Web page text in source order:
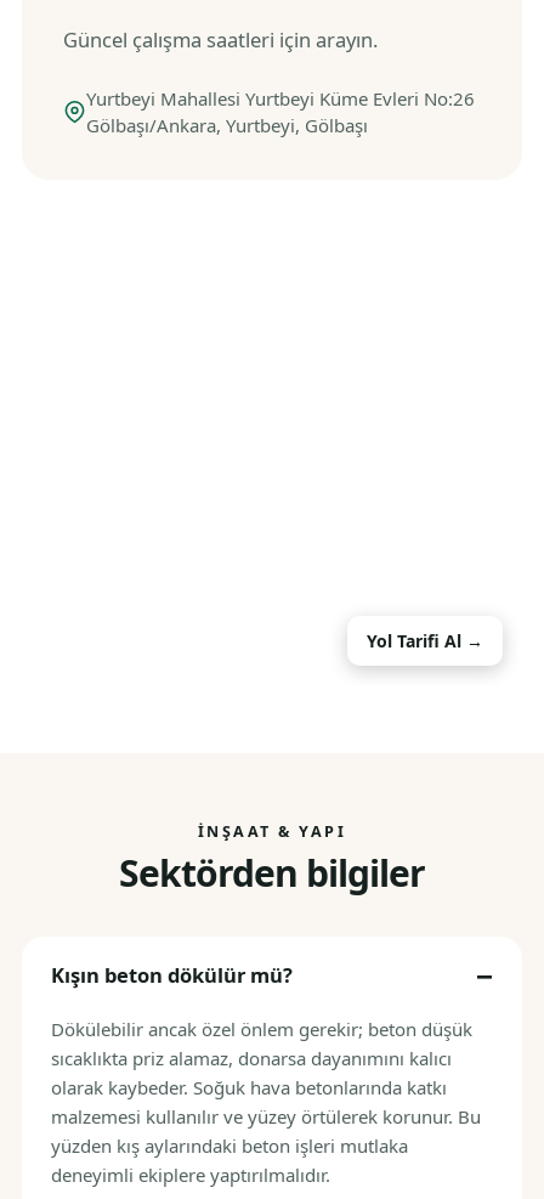
Güncel çalışma saatleri için arayın.
Yurtbeyi Mahallesi Yurtbeyi Küme Evleri No:26
Gölbaşı/Ankara, Yurtbeyi, Gölbaşı
Yol Tarifi Al →
İNŞAAT & YAPI
Sektörden bilgiler
Kışın beton dökülür mü?
Dökülebilir ancak özel önlem gerekir; beton düşük
sıcaklıkta priz alamaz, donarsa dayanımını kalıcı
olarak kaybeder. Soğuk hava betonlarında katkı
malzemesi kullanılır ve yüzey örtülerek korunur. Bu
yüzden kış aylarındaki beton işleri mutlaka
deneyimli ekiplere yaptırılmalıdır.